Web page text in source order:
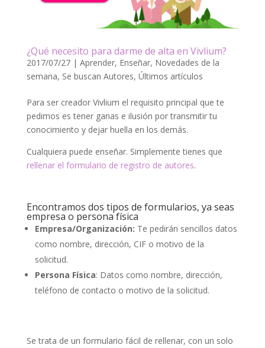
¿Qué necesito para darme de alta en Vivlium?
2017/07/27| Aprender, Enseñar, Novedades de la
semana, Se buscan Autores, Últimos artículos
Para ser creador Vivlium el requisito principal que te
pedimos es tener ganas e ilusión por transmitir tu
conocimiento y dejar huella en los demás.
Cualquiera puede enseñar. Simplemente tienes que
rellenar el formulario de registro de autores.
Encontramos dos tipos de formularios, ya seas
empresa o persona física
Empresa/Organización: Te pedirán sencillos datos
como nombre, dirección, CIF o motivo de la
solicitud.
Persona Física: Datos como nombre, dirección,
teléfono de contacto o motivo de la solicitud.
Se trata de un formulario fácil de rellenar, con un solo